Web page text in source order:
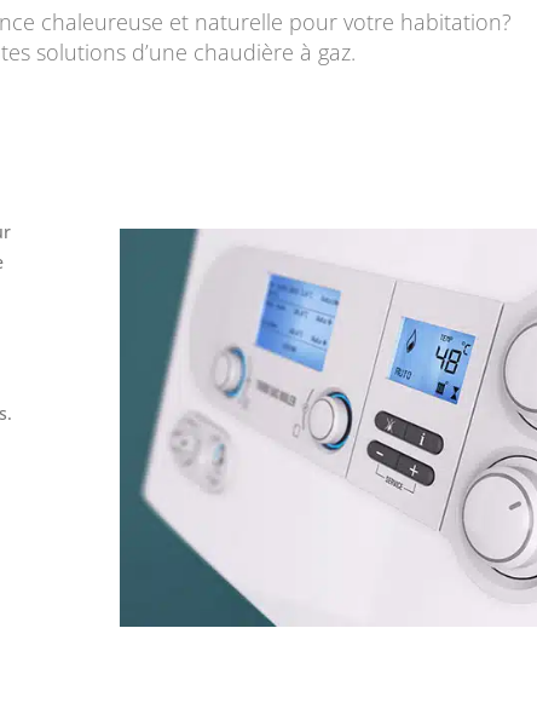
chaleureuse et naturelle pour votre habitation?
solutions d’une chaudière à gaz.